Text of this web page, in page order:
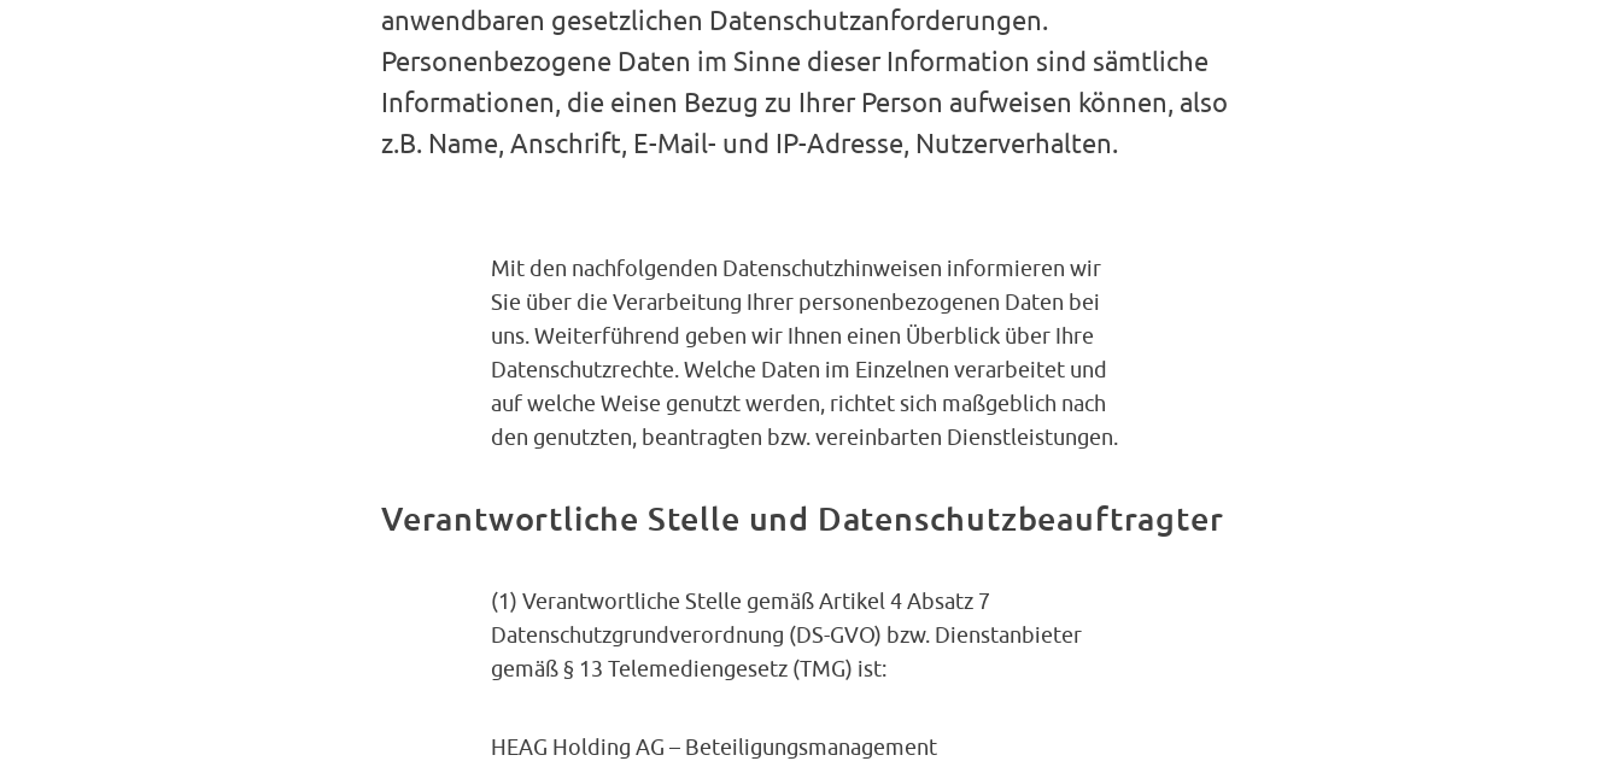
anwendbaren gesetzlichen Datenschutzanforderungen.
Personenbezogene Daten im Sinne dieser Information sind sämtliche
Informationen, die einen Bezug zu Ihrer Person aufweisen können, also
z.B. Name, Anschrift, E-Mail- und IP-Adresse, Nutzerverhalten.
Mit den nachfolgenden Datenschutzhinweisen informieren wir
Sie über die Verarbeitung Ihrer personenbezogenen Daten bei
uns. Weiterführend geben wir Ihnen einen Überblick über Ihre
Datenschutzrechte. Welche Daten im Einzelnen verarbeitet und
auf welche Weise genutzt werden, richtet sich maßgeblich nach
den genutzten, beantragten bzw. vereinbarten Dienstleistungen.
Verantwortliche Stelle und Datenschutzbeauftragter
(1) Verantwortliche Stelle gemäß Artikel 4 Absatz 7
Datenschutzgrundverordnung (DS-GVO) bzw. Dienstanbieter
gemäß § 13 Telemediengesetz (TMG) ist:
HEAG Holding AG – Beteiligungsmanagement